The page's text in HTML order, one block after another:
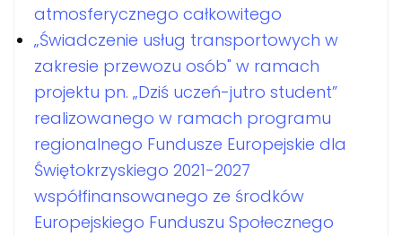
atmosferycznego całkowitego
„Świadczenie usług transportowych w
zakresie przewozu osób" w ramach
projektu pn. „Dziś uczeń-jutro student”
realizowanego w ramach programu
regionalnego Fundusze Europejskie dla
Świętokrzyskiego 2021-2027
współfinansowanego ze środków
Europejskiego Funduszu Społecznego